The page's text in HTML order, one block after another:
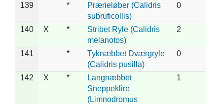
139 *
Prærieløber (Calidris
subruficollis)
0
140 X *
Stribet Ryle (Calidris
melanotos)
2
141 *
Tyknæbbet Dværgryle
(Calidris pusilla)
0
142 X *
Langnæbbet
Sneppeklire
(Limnodromus
1